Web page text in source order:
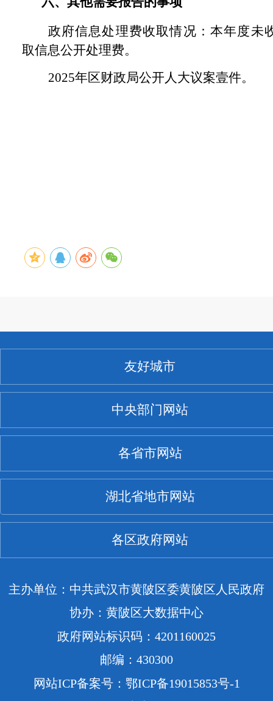
政府信息处理费收取情况：本年度未
取信息公开处理费。
2025年区财政局公开人大议案壹件。
友好城市
中央部门网站
各省市网站
湖北省地市网站
各区政府网站
主办单位：中共武汉市黄陂区委黄陂区人民政府
协办：黄陂区大数据中心
政府网站标识码：4201160025
邮编：430300
网站ICP备案号：鄂ICP备19015853号-1